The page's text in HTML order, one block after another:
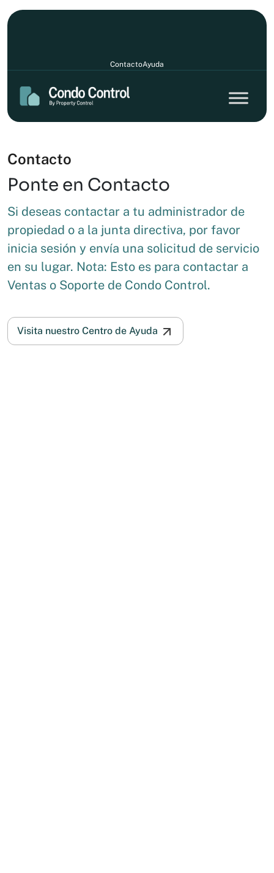
ContactoAyuda
Contacto
Ponte en Contacto
Si deseas contactar a tu administrador de
propiedad o a la junta directiva, por favor
inicia sesión y envía una solicitud de servicio
en su lugar. Nota: Esto es para contactar a
Ventas o Soporte de Condo Control.
Visita nuestro Centro de Ayuda